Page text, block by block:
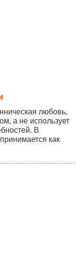
любовь,
а не использует
В
как